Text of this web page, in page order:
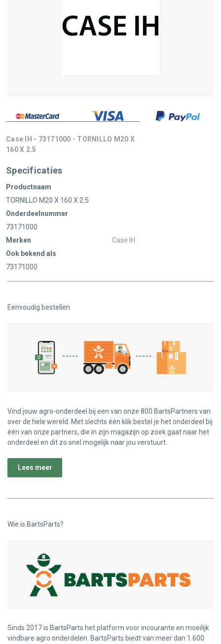
Case IH - 73171000 - TORNILLO M20 X
160 X 2.5
Specificaties
Productnaam
TORNILLO M20 X 160 X 2.5
Onderdeelnummer
73171000
Merken
Case IH
Ook bekend als
73171000
Eenvoudig bestellen
Vind jouw agro-onderdeel bij een van onze 800 BartsPartners van
over de hele wereld. Met slechts één klik bestel je het onderdeel bij
één van onze partners, die in zijn magazijn op zoek gaat naar het
onderdeel en dit zo snel mogelijk naar jou verstuurt.
Lees meer
Wie is BartsParts?
Sinds 2017 is BartsParts het platform voor incourante en moeilijk
vindbare agro onderdelen. BartsParts biedt van meer dan 1.600